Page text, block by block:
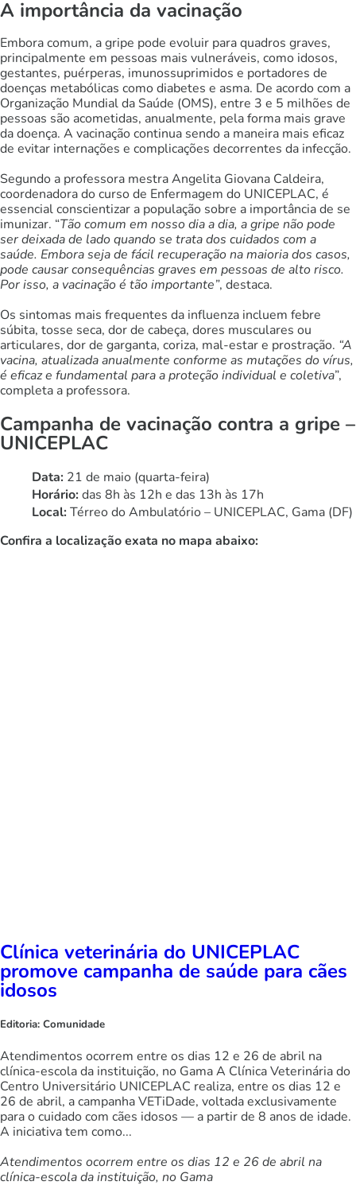
A importância da vacinação
Embora comum, a gripe pode evoluir para quadros graves,
principalmente em pessoas mais vulneráveis, como idosos,
gestantes, puérperas, imunossuprimidos e portadores de
doenças metabólicas como diabetes e asma. De acordo com a
Organização Mundial da Saúde (OMS), entre 3 e 5 milhões de
pessoas são acometidas, anualmente, pela forma mais grave
da doença. A vacinação continua sendo a maneira mais eficaz
de evitar internações e complicações decorrentes da infecção.
Segundo a professora mestra Angelita Giovana Caldeira,
coordenadora do curso de Enfermagem do UNICEPLAC, é
essencial conscientizar a população sobre a importância de se
imunizar. “Tão comum em nosso dia a dia, a gripe não pode
ser deixada de lado quando se trata dos cuidados com a
saúde. Embora seja de fácil recuperação na maioria dos casos,
pode causar consequências graves em pessoas de alto risco.
Por isso, a vacinação é tão importante”, destaca.
Os sintomas mais frequentes da influenza incluem febre
súbita, tosse seca, dor de cabeça, dores musculares ou
articulares, dor de garganta, coriza, mal-estar e prostração. “A
vacina, atualizada anualmente conforme as mutações do vírus,
é eficaz e fundamental para a proteção individual e coletiva”,
completa a professora.
Campanha de vacinação contra a gripe –
UNICEPLAC
Data: 21 de maio (quarta-feira)
Horário:das 8h às 12h e das 13h às 17h
Local:Térreo do Ambulatório – UNICEPLAC, Gama (DF)
Confira a localização exata no mapa abaixo:
Clínica veterinária do UNICEPLAC
promove campanha de saúde para cães
idosos
Editoria: Comunidade
Atendimentos ocorrem entre os dias 12 e 26 de abril na
clínica-escola da instituição, no Gama A Clínica Veterinária do
Centro Universitário UNICEPLAC realiza, entre os dias 12 e
26 de abril, a campanha VETiDade, voltada exclusivamente
para o cuidado com cães idosos — a partir de 8 anos de idade.
A iniciativa tem como...
Atendimentos ocorrem entre os dias 12 e 26 de abril na
clínica-escola da instituição, no Gama